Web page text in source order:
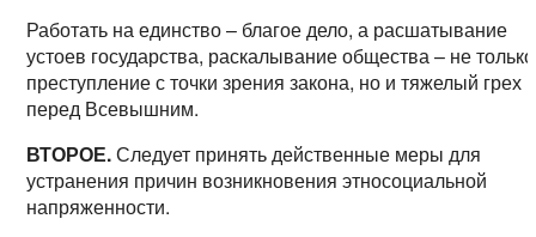
Работать на единство – благое дело, а расшатывание
устоев государства, раскалывание общества – не только
преступление с точки зрения закона, но и тяжелый грех
перед Всевышним.
ВТОРОЕ.Следует принять действенные меры для
устранения причин возникновения этносоциальной
напряженности.